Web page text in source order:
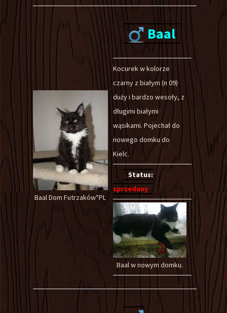
Baal Dom Futrzaków*PL
Baal
Kocurek w kolorze
czarny z białym (n 09)
duży i bardzo wesoły, z
długimi białymi
wąsikami. Pojechał do
nowego domku do
Kielc.
Status:
sprzedany
Baal w nowym domku.